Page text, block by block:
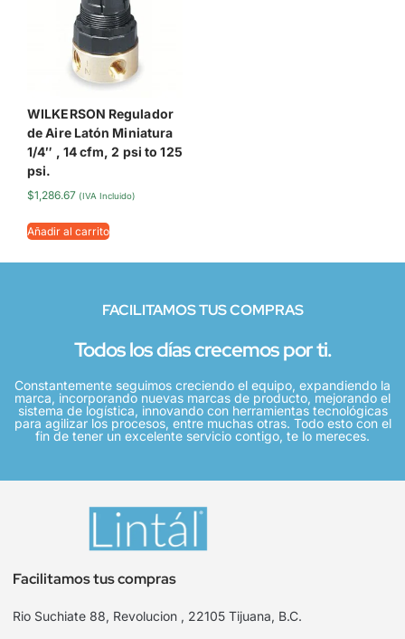
WILKERSON Regulador
de Aire Latón Miniatura
1/4″ , 14 cfm, 2 psi to 125
psi.
$1,286.67 (IVA Incluido)
Añadir al carrito
FACILITAMOS TUS COMPRAS
Todos los días crecemos por ti.
Constantemente seguimos creciendo el equipo, expandiendo la
marca, incorporando nuevas marcas de producto, mejorando el
sistema de logística, innovando con herramientas tecnológicas
para agilizar los procesos, entre muchas otras. Todo esto con el
fin de tener un excelente servicio contigo, te lo mereces.
Facilitamos tus compras
Rio Suchiate 88, Revolucion , 22105 Tijuana, B.C.